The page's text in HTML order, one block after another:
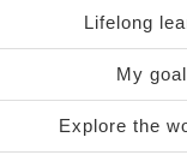
Lifelong
My
Explore the